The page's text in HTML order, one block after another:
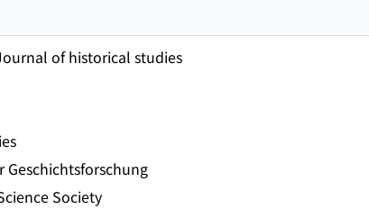
of historical studies
Geschichtsforschung
Society